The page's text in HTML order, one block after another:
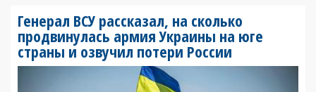
Генерал ВСУ рассказал, на сколько
продвинулась армия Украины на юге
страны и озвучил потери России